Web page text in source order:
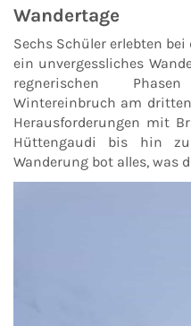
Wandertage
Sechs Schüler erlebten
ein unvergessliches
regnerischen
Wintereinbruch am
Herausforderungen mit
Hüttengaudi bis hin
Wanderung bot alles, was